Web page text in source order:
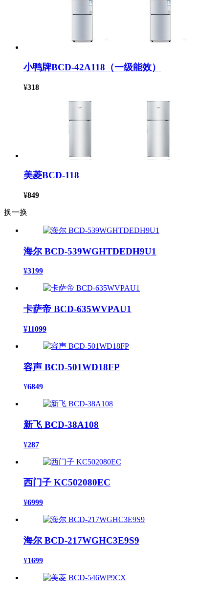
小鸭牌BCD-42A118（一级能效）
¥318
美菱BCD-118
¥849
换一换
海尔 BCD-539WGHTDEDH9U1
¥3199
卡萨帝 BCD-635WVPAU1
¥11099
容声 BCD-501WD18FP
¥6849
新飞 BCD-38A108
¥287
西门子 KC502080EC
¥6999
海尔 BCD-217WGHC3E9S9
¥1699